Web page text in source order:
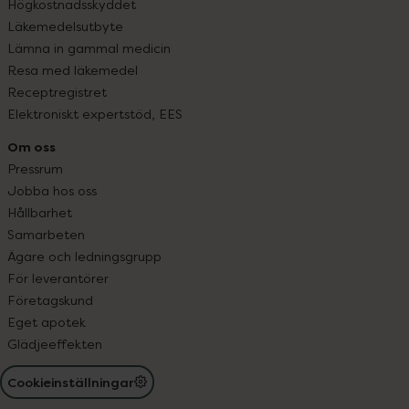
Högkostnadsskyddet
Läkemedelsutbyte
Lämna in gammal medicin
Resa med läkemedel
Receptregistret
Elektroniskt expertstöd, EES
Om oss
Pressrum
Jobba hos oss
Hållbarhet
Samarbeten
Ägare och ledningsgrupp
För leverantörer
Företagskund
Eget apotek
Glädjeeffekten
Cookieinställningar